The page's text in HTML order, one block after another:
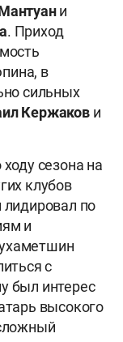
и
. Приход
в
сильных
Кержакови
сезона на
клубов
по
и
с
был интерес
высокого